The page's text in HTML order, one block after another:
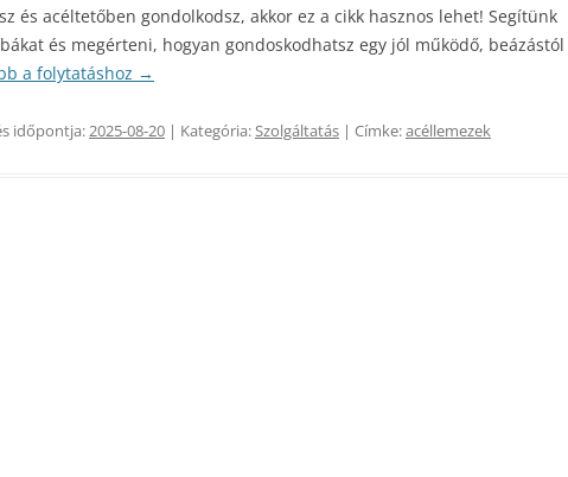
és acéltetőben gondolkodsz, akkor ez a cikk hasznos lehet! Segítünk
és megérteni, hogyan gondoskodhatsz egy jól működő, beázástól
a folytatáshoz →
időpontja:2025-08-20 | Kategória:Szolgáltatás | Címke:acéllemezek